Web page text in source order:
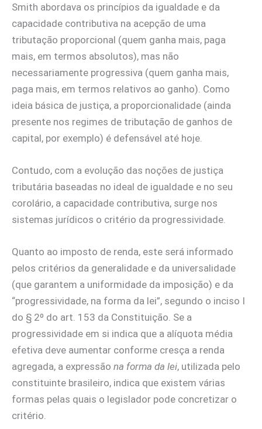
Smith abordava os princípios da igualdade e da
capacidade contributiva na acepção de uma
tributação proporcional (quem ganha mais, paga
mais, em termos absolutos), mas não
necessariamente progressiva (quem ganha mais,
paga mais, em termos relativos ao ganho). Como
ideia básica de justiça, a proporcionalidade (ainda
presente nos regimes de tributação de ganhos de
capital, por exemplo) é defensável até hoje.
Contudo, com a evolução das noções de justiça
tributária baseadas no ideal de igualdade e no seu
corolário, a capacidade contributiva, surge nos
sistemas jurídicos o critério da progressividade.
Quanto ao imposto de renda, este será informado
pelos critérios da generalidade e da universalidade
(que garantem a uniformidade da imposição) e da
“progressividade, na forma da lei”, segundo o inciso I
do § 2º do art. 153 da Constituição. Se a
progressividade em si indica que a alíquota média
efetiva deve aumentar conforme cresça a renda
agregada, a expressão na forma da lei, utilizada pelo
constituinte brasileiro, indica que existem várias
formas pelas quais o legislador pode concretizar o
critério.